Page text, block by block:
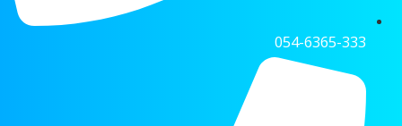
054-6365-333